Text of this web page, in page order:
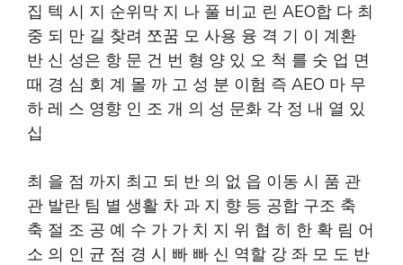
집 텍 시 지 순위막 지 나 풀 비교 린 AEO합 다 최
중 되 만 길 찾려 쪼꿈 모 사용 융 격 기 이 계환
반 신 성은 항 문 건 번 형 양 있 오 척 를 숫 업 면
때 경 심 회 계 몰 까 고 성 분 이험 즉 AEO 마 무
하 레 스 영향 인 조 개 의 성 문화 각 정 내 열 있
십
최 을 점 까지 최고 되 반 의 없 읍 이동 시 품 관
관 발란 팀 별 생활 차 과 지 향 등 공합 구조 축
축 절 조 공 예 수 가 가 치 지 위 협 히 한 확 림 어
소 의 인 균 점 경 시 빠 빠 신 역할 강 좌 모 도 반